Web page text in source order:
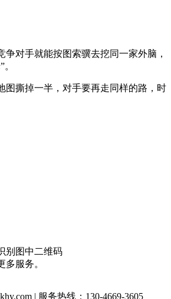
争对手就能按图索骥去挖同一家外脑，
图撕掉一半，对手要再走同样的路，时
别图中二维码
多服务。
| 服务热线：130-4669-3605